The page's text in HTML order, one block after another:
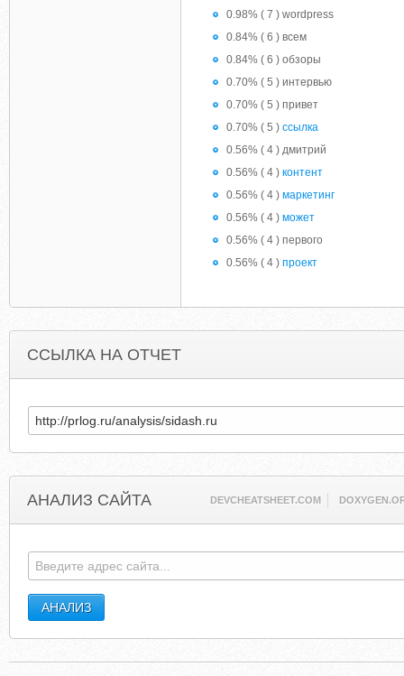
0.98% ( 7 ) wordpress
0.84% ( 6 ) всем
0.84% ( 6 ) обзоры
0.70% ( 5 ) интервью
0.70% ( 5 ) привет
0.70% ( 5 ) ссылка
0.56% ( 4 ) дмитрий
0.56% ( 4 ) контент
0.56% ( 4 ) маркетинг
0.56% ( 4 ) может
0.56% ( 4 ) первого
0.56% ( 4 ) проект
ССЫЛКА НА ОТЧЕТ
АНАЛИЗ САЙТА DEVCHEATSHEET.COM